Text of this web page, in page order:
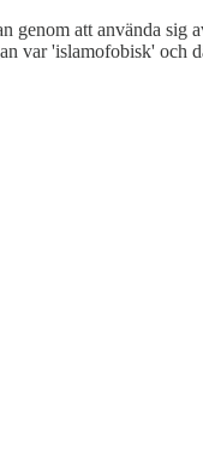
genom att använda
var 'islamofobisk' och